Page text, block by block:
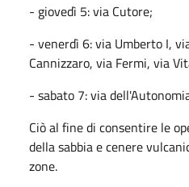
- giovedì 5: via Cutore;
- venerdì 6: via Umberto I,
Cannizzaro, via Fermi, via
- sabato 7: via
Ciò al fine di consentire le
della sabbia e cenere
zone.